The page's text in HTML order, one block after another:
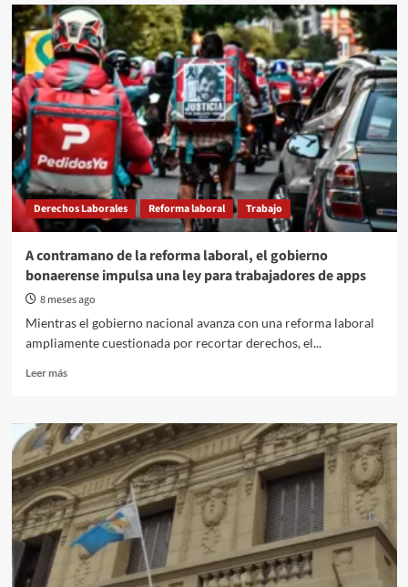
Derechos Laborales Reforma laboral Trabajo
A contramano de la reforma laboral, el gobierno
bonaerense impulsa una ley para trabajadores de apps
8 meses ago
Mientras el gobierno nacional avanza con una reforma laboral
ampliamente cuestionada por recortar derechos, el...
Leer másRead
A
contramano
de
la
reforma
laboral,
el
gobierno
bonaerense
impulsa